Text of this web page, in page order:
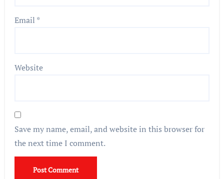
Email *
Website
Save my name, email, and website in this browser for
the next time I comment.